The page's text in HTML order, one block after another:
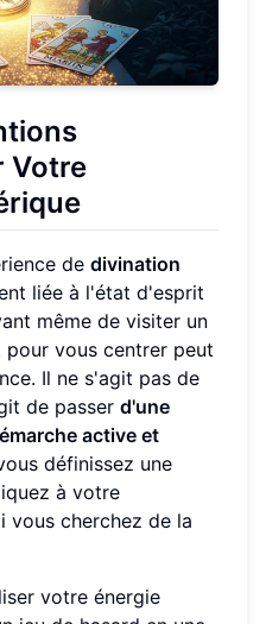
Votre
de divination
liée à l'état d'esprit
même de visiter un
pour vous centrer peut
Il ne s'agit pas de
de passer d'une
active et
définissez une
à votre
vous cherchez de la
votre énergie